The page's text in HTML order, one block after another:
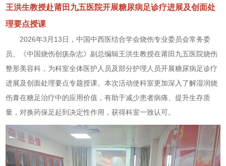
王洪生教授赴莆田九五医院开展糖尿病足诊疗进展及创面处
理要点授课
2026年3月13日，中国中西医结合学会烧伤专业委员会常务委
员、《中国烧伤创疡杂志》副总编辑王洪生教授在莆田九五医院烧伤
整形美容科，为科室全体医护人员及部分护理人员开展糖尿病足诊疗
进展及创面处理要点专题授课。本次活动使科室更加深入了解湿润烧
伤膏在糖足治疗中的应用价值，有助于减少患者病痛、提升生存质
量，对换药保足起到决定性作用，获得科室一致认可。